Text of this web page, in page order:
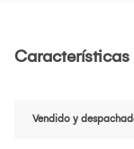
Características
Vendido y